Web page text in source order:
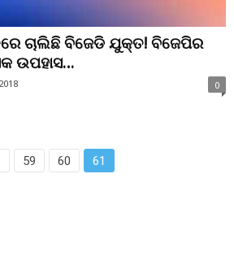
ଚାଲିଛି ବିଜେଡି ଯୁକ୍ତ! ବିଜେପିର
ଉପହାସ…
0
59 60 61